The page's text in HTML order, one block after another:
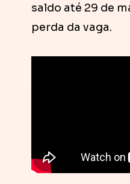
saldo até 29 de
perda da vaga.